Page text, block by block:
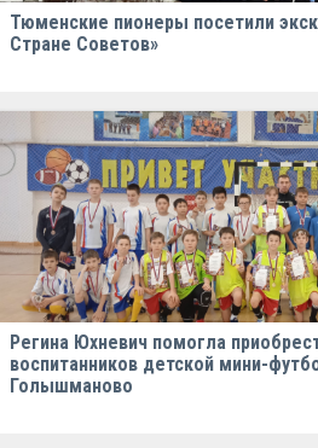
Тюменские пионеры посетили
Стране Советов»
Регина Юхневич помогла
воспитанников детской мини-
Голышманово